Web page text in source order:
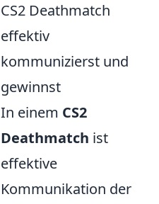
CS2 Deathmatch
effektiv
kommunizierst und
gewinnst
In einem CS2
Deathmatch ist
effektive
Kommunikation der